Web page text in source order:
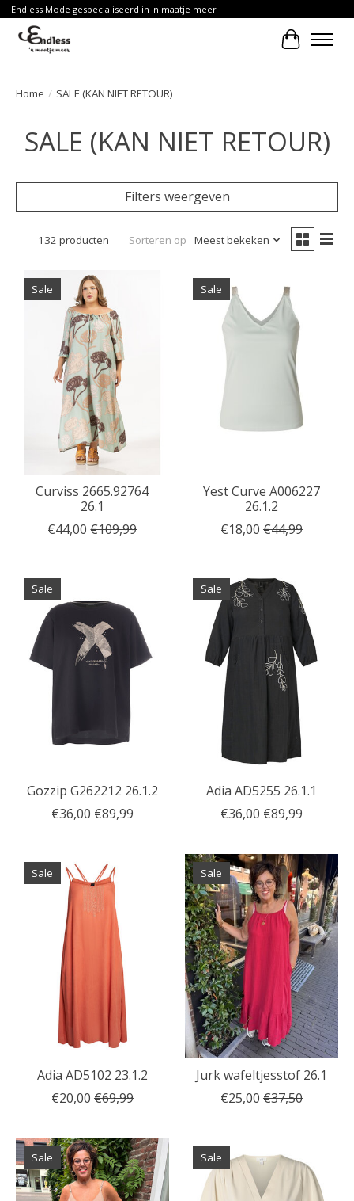
Endless Mode gespecialiseerd in 'n maatje meer
Home / SALE (KAN NIET RETOUR)
SALE (KAN NIET RETOUR)
Filters weergeven
132 producten Sorteren op Meest bekeken
Sale
Curviss 2665.92764
26.1
€44,00 €109,99
Sale
Yest Curve A006227
26.1.2
€18,00 €44,99
Sale
Gozzip G262212 26.1.2
€36,00 €89,99
Sale
Adia AD5255 26.1.1
€36,00 €89,99
Sale
Adia AD5102 23.1.2
€20,00 €69,99
Sale
Jurk wafeltjesstof 26.1
€25,00 €37,50
Sale Sale